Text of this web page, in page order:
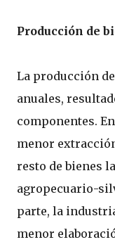
Producción de
La producción
anuales,
componentes.
menor
resto de bienes
agropecuario-
parte, la
menor